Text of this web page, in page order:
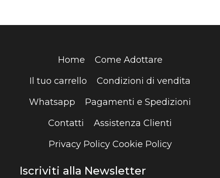
Home
Come Adottare
Il tuo carrello
Condizioni di vendita
Whatsapp
Pagamenti e Spedizioni
Contatti
Assistenza Clienti
Privacy Policy Cookie Policy
Iscriviti alla Newsletter